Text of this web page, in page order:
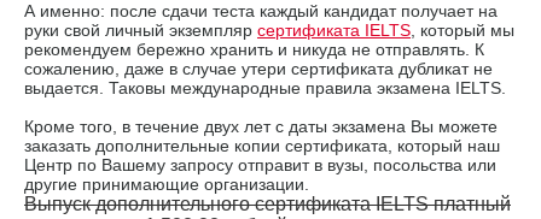
А именно: после сдачи теста каждый кандидат получает на
руки свой личный экземпляр сертификата IELTS , который мы
рекомендуем бережно хранить и никуда не отправлять. К
сожалению, даже в случае утери сертификата дубликат не
выдается. Таковы международные правила экзамена IELTS.
Кроме того, в течение двух лет с даты экзамена Вы можете
заказать дополнительные копии сертификата, который наш
Центр по Вашему запросу отправит в вузы, посольства или
другие принимающие организации.
Выпуск дополнительного сертификата IELTS платный